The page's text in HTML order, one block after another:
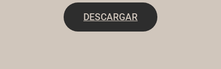
DESCARGAR